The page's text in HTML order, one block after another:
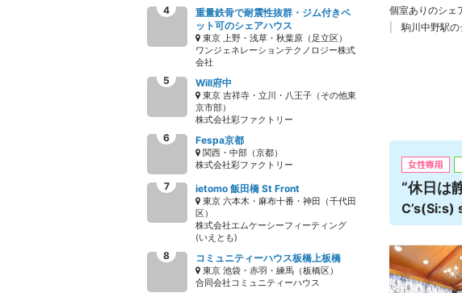
重量鉄骨で耐震性抜群・ジム付きペ
ット可のシェアハウス
東京 上野・浅草・秋葉原（足立区）
ワンジェネレーションテクノロジー株式
会社
Will府中
東京 吉祥寺・立川・八王子（その他東
京市部）
株式会社彩ファクトリー
Fespa京都
関西・中部（京都）
株式会社彩ファクトリー
ietomo 飯田橋 St Front
東京 六本木・麻布十番・神田（千代田
区）
株式会社エムケーシーフィーティング
(いえとも)
コミュニティーハウス板橋上板橋
東京 池袋・赤羽・練馬（板橋区）
合同会社コミュニティーハウス
個室ありのシェ
駒川中野駅
“休日は
C’s(Si:s)